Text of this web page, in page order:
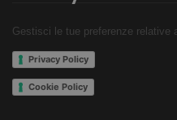
Se il tuo allenamento o la
durata lunga o
allora usadue bustine
Gestisci le tue preferenze relative
Privacy Policy
Cookie Policy